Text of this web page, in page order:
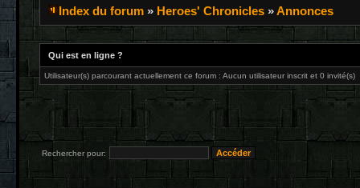
Index du forum » Heroes' Chronicles »Annonces
Qui est en ligne ?
Utilisateur(s) parcourant actuellement ce forum : Aucun utilisateur inscrit et 0 invité(s)
Rechercher pour: